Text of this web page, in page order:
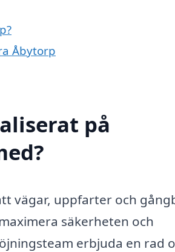
Åbytorp
på
vägar, uppfarter och
säkerheten och
erbjuda en rad